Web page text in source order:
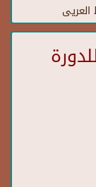
العريى